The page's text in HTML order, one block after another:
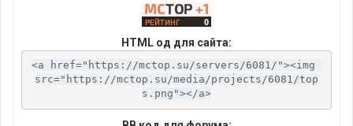
HTML од для сайта:
<a href="https://mctop.su/servers/6081/"><img
src="https://mctop.su/media/projects/6081/top
s.png"></a>